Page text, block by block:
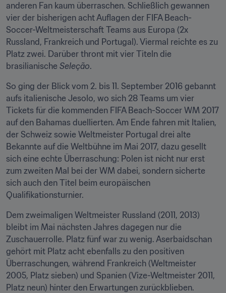
anderen Fan kaum überraschen. Schließlich gewannen
vier der bisherigen acht Auflagen der FIFA Beach-
Soccer-Weltmeisterschaft Teams aus Europa (2x
Russland, Frankreich und Portugal). Viermal reichte es zu
Platz zwei. Darüber thront mit vier Titeln die
brasilianische Seleção.
So ging der Blick vom 2. bis 11. September 2016 gebannt
aufs italienische Jesolo, wo sich 28 Teams um vier
Tickets für die kommenden FIFA Beach-Soccer WM 2017
auf den Bahamas duellierten. Am Ende fahren mit Italien,
der Schweiz sowie Weltmeister Portugal drei alte
Bekannte auf die Weltbühne im Mai 2017, dazu gesellt
sich eine echte Überraschung: Polen ist nicht nur erst
zum zweiten Mal bei der WM dabei, sondern sicherte
sich auch den Titel beim europäischen
Qualifikationsturnier.
Dem zweimaligen Weltmeister Russland (2011, 2013)
bleibt im Mai nächsten Jahres dagegen nur die
Zuschauerrolle. Platz fünf war zu wenig. Aserbaidschan
gehört mit Platz acht ebenfalls zu den positiven
Überraschungen, während Frankreich (Weltmeister
2005, Platz sieben) und Spanien (Vize-Weltmeister 2011,
Platz neun) hinter den Erwartungen zurückblieben.